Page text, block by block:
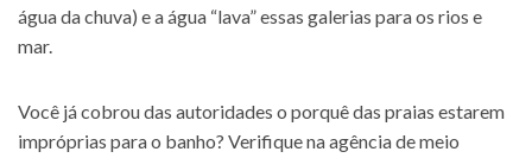
água da chuva) e a água “lava” essas galerias para os rios e
mar.
Você já cobrou das autoridades o porquê das praias estarem
impróprias para o banho? Verifique na agência de meio